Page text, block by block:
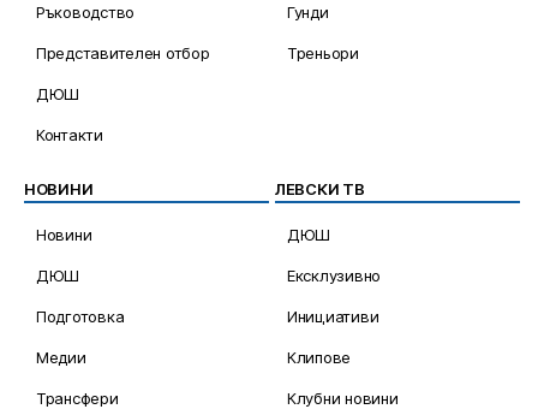
Ръководство
Представителен отбор
ДЮШ
Контакти
Гунди
Треньори
НОВИНИ
Новини
ДЮШ
Подготовка
Медии
Трансфери
ЛЕВСКИ ТВ
ДЮШ
Ексклузивно
Инициативи
Клипове
Клубни новини